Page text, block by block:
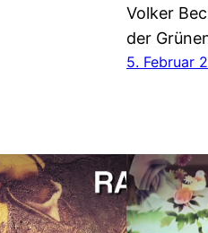
Volker
der
5. Februar